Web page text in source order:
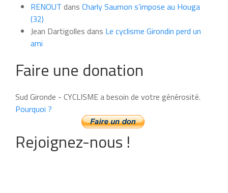
RENOUT dans Charly Saumon s’impose au Houga
(32)
Jean Dartigolles dans Le cyclisme Girondin perd un
ami
Faire une donation
Sud Gironde - CYCLISME a besoin de votre générosité.
Pourquoi ?
Rejoignez-nous !